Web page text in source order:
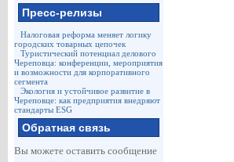
Пресс-релизы
Налоговая реформа меняет логику
городских товарных цепочек
Туристический потенциал делового
Череповца: конференции, мероприятия
и возможности для корпоративного
сегмента
Экология и устойчивое развитие в
Череповце: как предприятия внедряют
стандарты ESG
Обратная связь
Вы можете оставить сообщение